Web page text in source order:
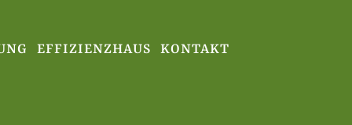
EFFIZIENZHAUS KONTAKT